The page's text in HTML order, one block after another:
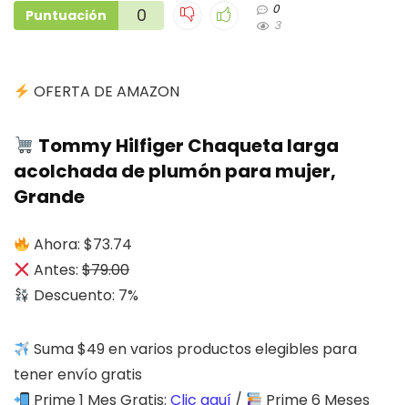
Puntuación 0
0
3
OFERTA DE AMAZON
Tommy Hilfiger Chaqueta larga
acolchada de plumón para mujer,
Grande
Ahora: $73.74
Antes:$79.00
Descuento: 7%
Suma $49 en varios productos elegibles para
tener envío gratis
Prime 1 Mes Gratis:Clic aquí /
Prime 6 Meses